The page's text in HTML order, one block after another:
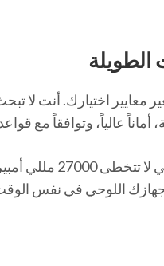
معايير اختيارك. أنت
عالياً، وتوافقاً مع
أهم ما يجب البحث عنه في
اللوحي في نفس